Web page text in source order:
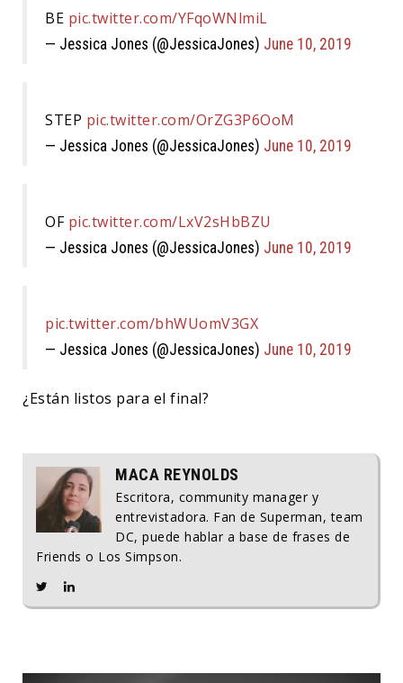
BE pic.twitter.com/YFqoWNlmiL
— Jessica Jones (@JessicaJones) June 10, 2019
STEP pic.twitter.com/OrZG3P6OoM
— Jessica Jones (@JessicaJones) June 10, 2019
OF pic.twitter.com/LxV2sHbBZU
— Jessica Jones (@JessicaJones) June 10, 2019
pic.twitter.com/bhWUomV3GX
— Jessica Jones (@JessicaJones) June 10, 2019
¿Están listos para el final?
MACA REYNOLDS
Escritora, community manager y
entrevistadora. Fan de Superman, team
DC, puede hablar a base de frases de
Friends o Los Simpson.